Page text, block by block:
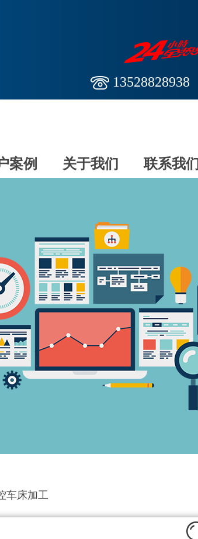
13528828938
案例 关于我们 联系我们
车床加工